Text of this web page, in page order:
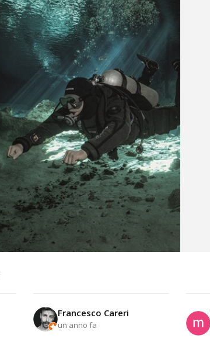
Francesco Careri
un anno fa